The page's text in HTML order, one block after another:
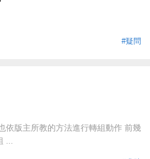
#疑問
依版主所教的方法進行轉組動作 前幾
...